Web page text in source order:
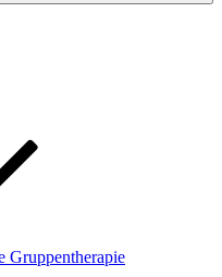
Gruppentherapie